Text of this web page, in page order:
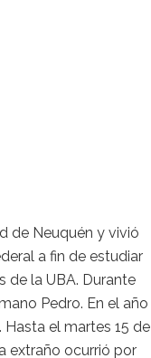
de Neuquén y vivió
a fin de estudiar
de la UBA. Durante
Pedro. En el año
el martes 15 de
extraño ocurrió por